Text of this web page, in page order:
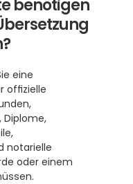
benötigen
eine
offizielle
Diplome,
notarielle
oder einem